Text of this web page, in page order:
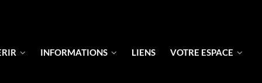
INFORMATIONS LIENS VOTRE ESPACE